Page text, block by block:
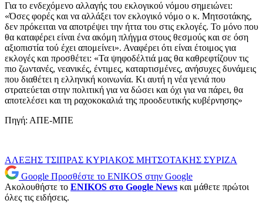
Για το ενδεχόμενο αλλαγής του εκλογικού νόμου σημειώνει:
«Όσες φορές και να αλλάξει τον εκλογικό νόμο ο κ. Μητσοτάκης,
δεν πρόκειται να αποτρέψει την ήττα του στις εκλογές. Το μόνο που
θα καταφέρει είναι ένα ακόμη πλήγμα στους θεσμούς και σε όση
αξιοπιστία τού έχει απομείνει». Αναφέρει ότι είναι έτοιμος για
εκλογές και προσθέτει: «Τα ψηφοδέλτιά μας θα καθρεφτίζουν τις
πιο ζωντανές, νεανικές, έντιμες, καταρτισμένες, ανήσυχες δυνάμεις
που διαθέτει η ελληνική κοινωνία. Κι αυτή η νέα γενιά που
στρατεύεται στην πολιτική για να δώσει και όχι για να πάρει, θα
αποτελέσει και τη ραχοκοκαλιά της προοδευτικής κυβέρνησης»
Πηγή: ΑΠΕ-ΜΠΕ
ΑΛΕΞΗΣ ΤΣΙΠΡΑΣ ΚΥΡΙΑΚΟΣ ΜΗΤΣΟΤΑΚΗΣ ΣΥΡΙΖΑ
Google Προσθέστε το ENIKOS στην Google
Ακολουθήστε το ENIKOS στο Google News και μάθετε πρώτοι
όλες τις ειδήσεις.